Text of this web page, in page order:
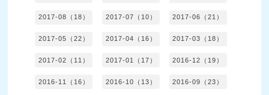
2017-08（18） 2017-07（10） 2017-06（21）
2017-05（22） 2017-04（16） 2017-03（18）
2017-02（11） 2017-01（17） 2016-12（19）
2016-11（16） 2016-10（13） 2016-09（23）